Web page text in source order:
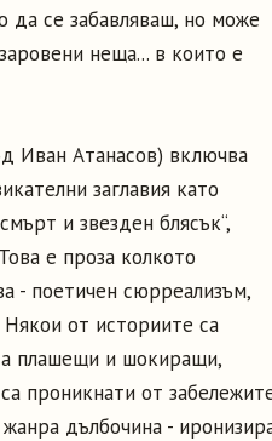
да се забавляваш, но може
неща... в които е
Иван Атанасов) включва
заглавия като
и звезден блясък“,
е проза колкото
- поетичен сюрреализъм,
от историите са
плашещи и шокиращи,
проникнати от
жанра дълбочина -